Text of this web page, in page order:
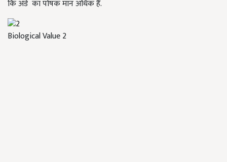
कि अंडे का पोषक मान अधिक हैं.
Biological Value 2